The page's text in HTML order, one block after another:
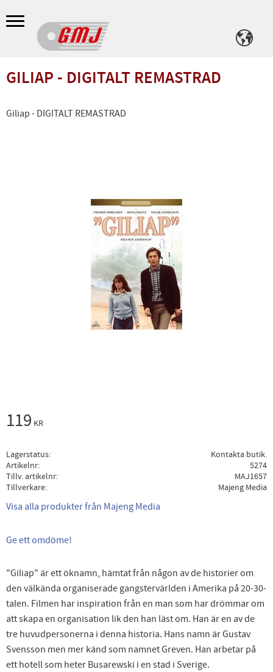
Meny
GILIAP - DIGITALT REMASTRAD
Giliap - DIGITALT REMASTRAD
119 KR
Lagerstatus
Kontakta butik.
Artikelnr
5274
Tillv. artikelnr
MAJ1657
Tillverkare
Majeng Media
Visa alla produkter från Majeng Media
Ge ett omdöme!
"Giliap" är ett öknamn, hämtat från någon av de historier om
den välkända organiserade gangstervärlden i Amerika på 20-30-
talen. Filmen har inspiration från en man som har drömmar om
att skapa en organisation lik den han läst om. Han är en av de
tre huvudpersonerna i denna historia. Hans namn är Gustav
Svensson men mer känd som namnet Greven. Han arbetar på
ett hotell som heter Busarewski i en stad i Sverige.